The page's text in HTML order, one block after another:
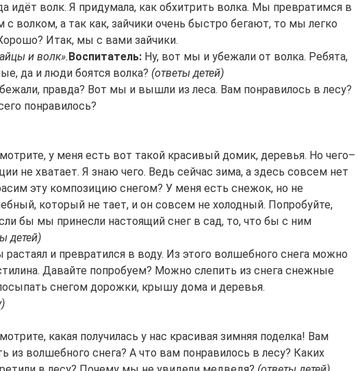
идёт волк. Я придумала, как обхитрить волка. Мы превратимся в
с волком, а так как, зайчики очень быстро бегают, то мы легко
Итак, мы с вами зайчики.
и волк».Воспитатель: Ну, вот мы и убежали от волка. Ребята,
да и люди боятся волка? (ответы детей)
правда? Вот мы и вышли из леса. Вам понравилось в лесу?
понравилось?
у меня есть вот такой красивый домик, деревья. Но чего–
не хватает. Я знаю чего. Ведь сейчас зима, а здесь совсем нет
эту композицию снегом? У меня есть снежок, но не
который не тает, и он совсем не холодный. Попробуйте,
бы мы принесли настоящий снег в сад, то, что бы с ним
детей)
растаял и превратился в воду. Из этого волшебного снега можно
Давайте попробуем? Можно слепить из снега снежные
снегом дорожки, крышу дома и деревья.
какая получилась у нас красивая зимняя поделка! Вам
из волшебного снега? А что вам понравилось в лесу? Каких